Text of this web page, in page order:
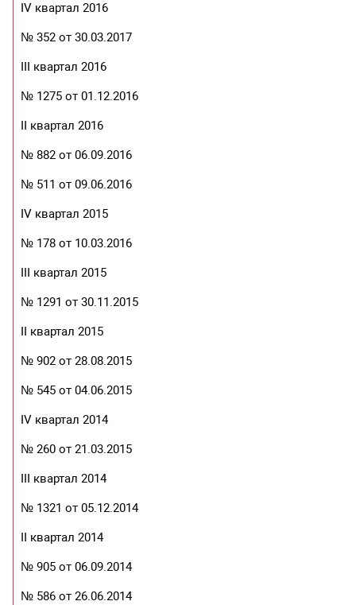
IV квартал 2016
№ 352 от 30.03.2017
III квартал 2016
№ 1275 от 01.12.2016
II квартал 2016
№ 882 от 06.09.2016
№ 511 от 09.06.2016
IV квартал 2015
№ 178 от 10.03.2016
III квартал 2015
№ 1291 от 30.11.2015
II квартал 2015
№ 902 от 28.08.2015
№ 545 от 04.06.2015
IV квартал 2014
№ 260 от 21.03.2015
III квартал 2014
№ 1321 от 05.12.2014
II квартал 2014
№ 905 от 06.09.2014
№ 586 от 26.06.2014